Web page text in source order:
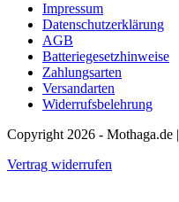
Impressum
Datenschutzerklärung
AGB
Batteriegesetzhinweise
Zahlungsarten
Versandarten
Widerrufsbelehrung
Copyright 2026 - Mothaga.de |
Vertrag widerrufen